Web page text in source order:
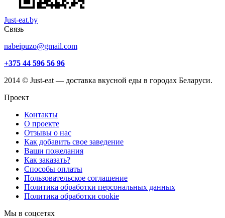
Just-eat.by
Связь
nabeipuzo@gmail.com
+375 44 596 56 96
2014 © Just-eat — доставка вкусной еды в городах Беларуси.
Проект
Контакты
О проекте
Отзывы о нас
Как добавить свое заведение
Ваши пожелания
Как заказать?
Способы оплаты
Пользовательское соглашение
Политика обработки персональных данных
Политика обработки cookie
Мы в соцсетях